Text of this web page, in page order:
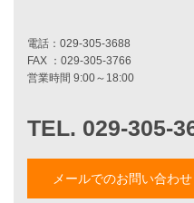
お知らせ・イベント情報
ブログ一覧
斎藤亮のブログ
山形隆のブログ
仲内渉のブログ
メールでのお問い合わせ